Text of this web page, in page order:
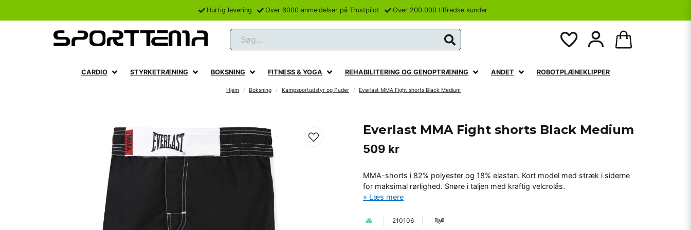
Hurtig levering Over 6000 anmeldelser på Trustpilot Over 200.000 tilfredse kunder
Søg...
CARDIO STYRKETRÆNING BOKSNING FITNESS & YOGA REHABILITERING OG GENOPTRÆNING ANDET ROBOTPLÆNEKLIPPER
Hjem Boksning Kampsportudstyr og Puder Everlast MMA Fight shorts Black Medium
Everlast MMA Fight shorts Black Medium
509 kr
MMA-shorts i 82% polyester og 18% elastan. Kort model med stræk i siderne
for maksimal rørlighed. Snøre i taljen med kraftig velcrolås.
Læs mere
210106